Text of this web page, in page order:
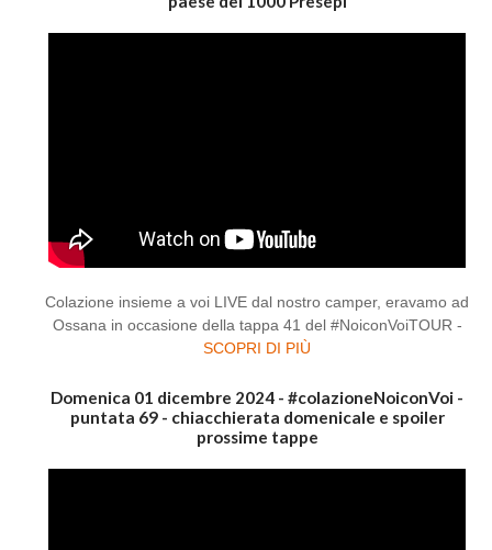
Colazione insieme a voi LIVE dal nostro camper, eravamo ad
Ossana in occasione della tappa 41 del #NoiconVoiTOUR -
SCOPRI DI PIÙ
Domenica 01 dicembre 2024 - #colazioneNoiconVoi -
puntata 69 - chiacchierata domenicale e spoiler
prossime tappe